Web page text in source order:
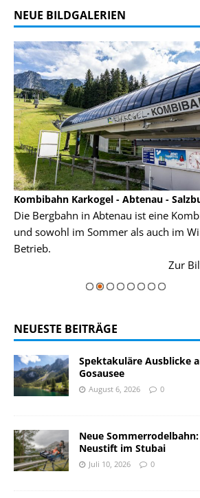
NEUE BILDGALERIEN
Kombibahn Karkogel - Abtenau -
Die Bergbahn in Abtenau ist eine
und sowohl im Sommer als auch im
Betrieb.
Zur
NEUESTE BEITRÄGE
Spektakuläre Ausblicke
Gosausee
August 6, 2026 0
Neue
Neustift im Stubai
Juli 10, 2026 0